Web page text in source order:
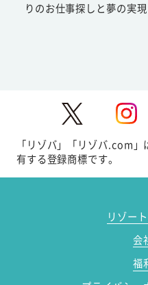
りのお仕事探しと夢の実現
「リゾバ」「リゾバ.com
有する登録商標です。
リゾー
会
福